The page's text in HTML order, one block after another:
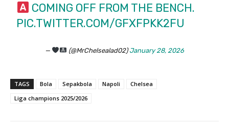
COMING OFF FROM THE BENCH.
PIC.TWITTER.COM/GFXFPKK2FU
— (@MrChelsealad02)January 28, 2026
TAGS Bola Sepakbola Napoli
Chelsea
Liga champions 2025/2026